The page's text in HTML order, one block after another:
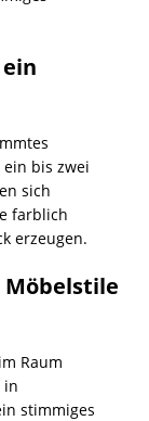
bis zwei
sich
farblich
erzeugen.
Raum
in
stimmiges